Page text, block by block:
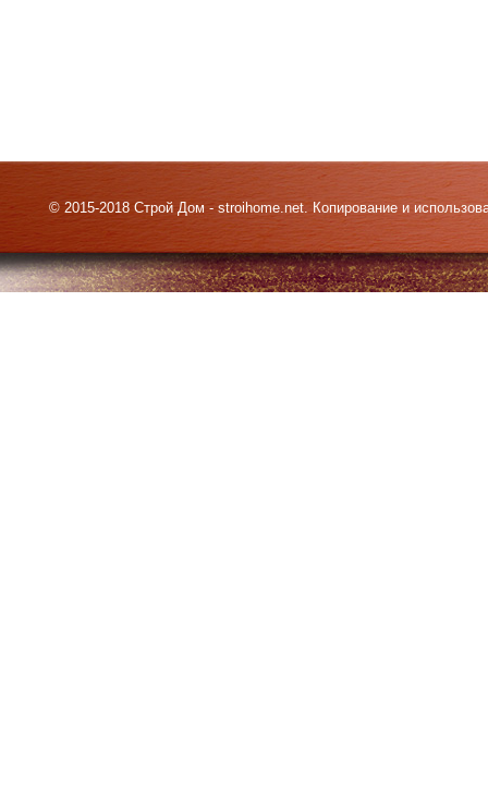
© 2015-2018 Строй Дом - stroihome.net. Копирование и